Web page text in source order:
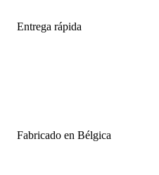
Entrega rápida
Fabricado en Bélgica